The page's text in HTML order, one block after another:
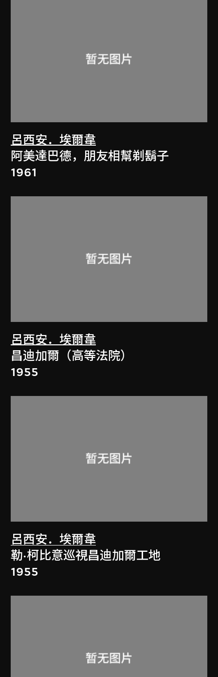
呂西安．埃爾韋
阿美達巴德，朋友相幫剃鬍子
1961
呂西安．埃爾韋
昌迪加爾（高等法院）
1955
呂西安．埃爾韋
勒·柯比意巡視昌迪加爾工地
1955